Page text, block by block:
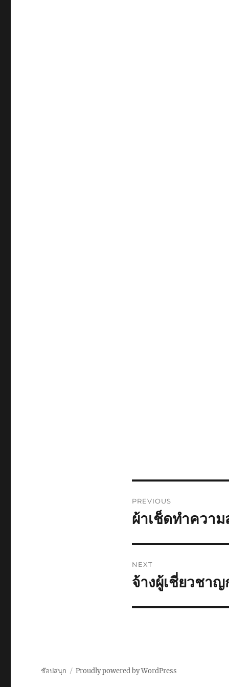
navigation
PREVIOUS
Previous
ผ้าเช็ดทำควา
NEXT
Next
จ้างผู้เชี่ยวชา
ช๊อปสนุก Proudly powered by WordPress